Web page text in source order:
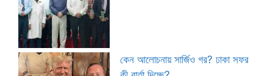
কেন আলোচনায় সার্জিও গর? ঢাকা সফর